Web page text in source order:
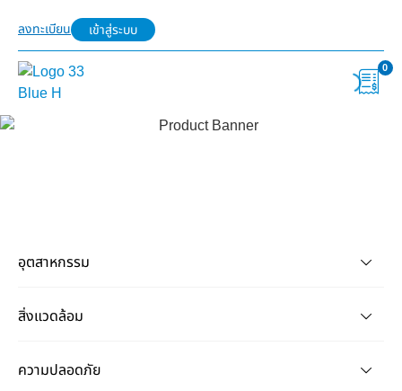
ลงทะเบียน เข้าสู่ระบบ
0
อุตสาหกรรม
สิ่งแวดล้อม
ความปลอดภัย